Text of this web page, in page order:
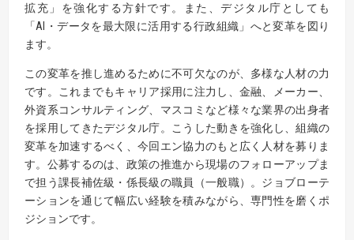
拡充」を強化する方針です。また、デジタル庁としても
「AI・データを最大限に活用する行政組織」へと変革を図り
ます。
この変革を推し進めるために不可欠なのが、多様な人材の力
です。これまでもキャリア採用に注力し、金融、メーカー、
外資系コンサルティング、マスコミなど様々な業界の出身者
を採用してきたデジタル庁。こうした動きを強化し、組織の
変革を加速するべく、今回エン協力のもと広く人材を募りま
す。公募するのは、政策の推進から現場のフォローアップま
で担う課長補佐級・係長級の職員（一般職）。ジョブローテ
ーションを通じて幅広い経験を積みながら、専門性を磨くポ
ジションです。